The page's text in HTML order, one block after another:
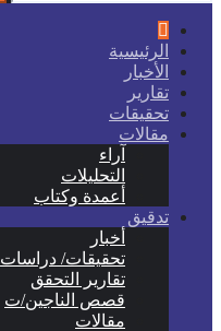
الرئيسية
الأخبار
تقارير
تحقيقات
مقالات
آراء
التحليلات
أعمدة وكتاب
تدقيق
أخبار
تحقيقات/ دراسات
تقارير التحقق
قصص الناجين/ت
مقالات